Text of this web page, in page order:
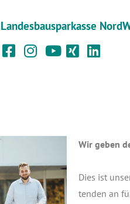
Wir geben
Dies ist
ten­den an